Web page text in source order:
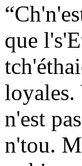
que
loyales.
n'est
n'tou.